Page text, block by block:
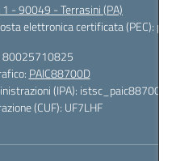
1 - 90049 - Terrasini (PA)
elettronica certificata (PEC):
80025710825
PAIC88700D
(IPA): istsc_paic88700d
(CUF): UF7LHF